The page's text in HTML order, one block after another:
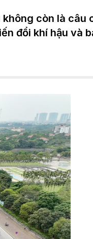
còn là câu
đổi khí hậu và